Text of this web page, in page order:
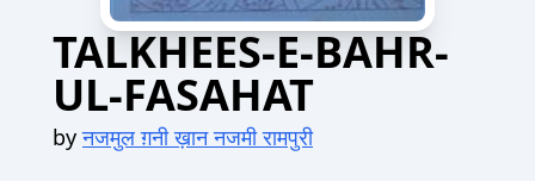
TALKHEES-E-BAHR-
UL-FASAHAT
byनजमुल ग़नी ख़ान नजमी रामपुरी